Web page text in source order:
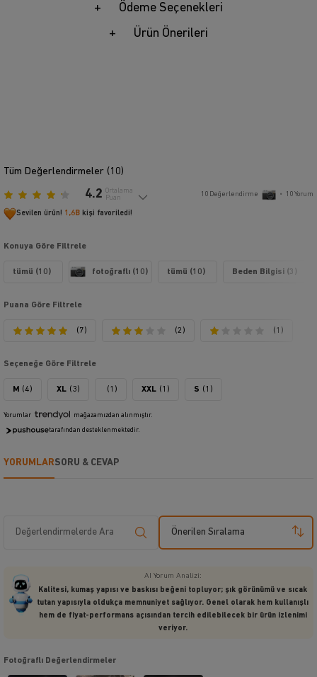
Ödeme Seçenekleri
Ürün Önerileri
Tüm Değerlendirmeler ( 10)
4.2 Ortalama
Puan
10 Değerlendirme • 10Yorum
Sevilen ürün! 1,6B kişi favoriledi!
Konuya Göre Filtrele
tümü (10) fotoğraflı (10) tümü (10) Beden Bilgisi (3)
Puana Göre Filtrele
(7) (2) (1)
Seçeneğe Göre Filtrele
M (4) XL (3) (1) XXL (1) S (1)
Yorumlar mağazamızdan alınmıştır.
tarafından desteklenmektedir.
YORUMLARSORU & CEVAP
Önerilen Sıralama
AI Yorum Analizi:
Kalitesi, kumaş yapısı ve baskısı beğeni topluyor; şık görünümü ve sıcak
tutan yapısıyla oldukça memnuniyet sağlıyor. Genel olarak hem kullanışlı
hem de fiyat-performans açısından tercih edilebilecek bir ürün izlenimi
veriyor.
Fotoğraflı Değerlendirmeler